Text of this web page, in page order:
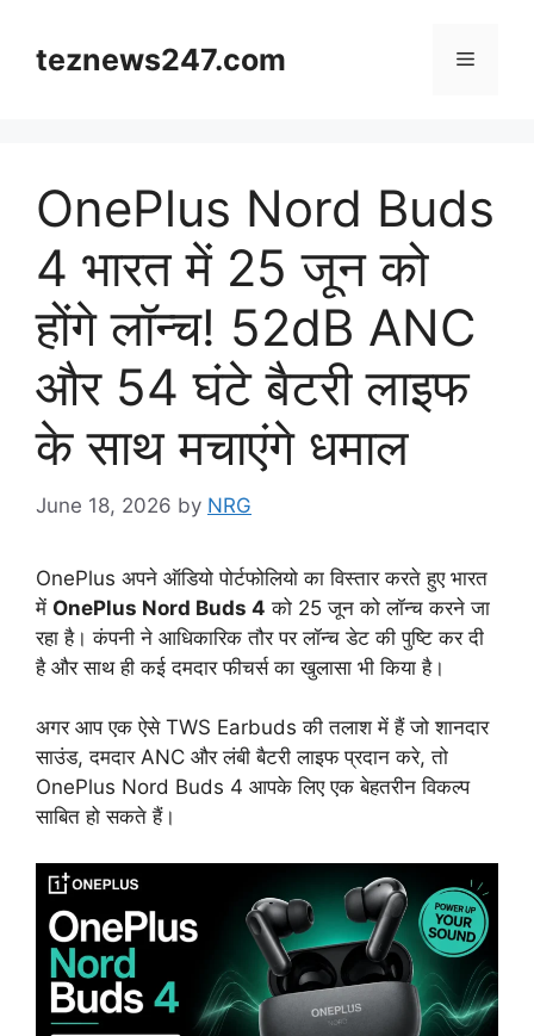
contentteznews247.com Menu
OnePlus Nord Buds
4 भारत में 25 जून को
होंगे लॉन्च! 52dB ANC
और 54 घंटे बैटरी लाइफ
के साथ मचाएंगे धमाल
June 18, 2026 by NRG
OnePlus अपने ऑडियो पोर्टफोलियो का विस्तार करते हुए भारत
में OnePlus Nord Buds 4 को 25 जून को लॉन्च करने जा
रहा है। कंपनी ने आधिकारिक तौर पर लॉन्च डेट की पुष्टि कर दी
है और साथ ही कई दमदार फीचर्स का खुलासा भी किया है।
अगर आप एक ऐसे TWS Earbuds की तलाश में हैं जो शानदार
साउंड, दमदार ANC और लंबी बैटरी लाइफ प्रदान करे, तो
OnePlus Nord Buds 4 आपके लिए एक बेहतरीन विकल्प
साबित हो सकते हैं।